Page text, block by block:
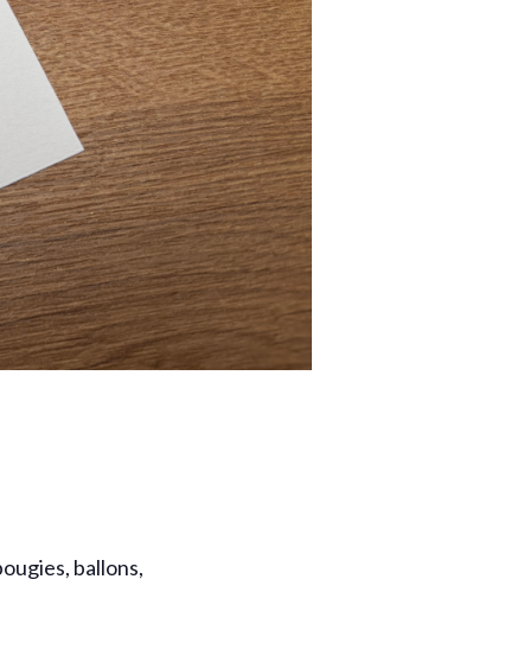
ballons,